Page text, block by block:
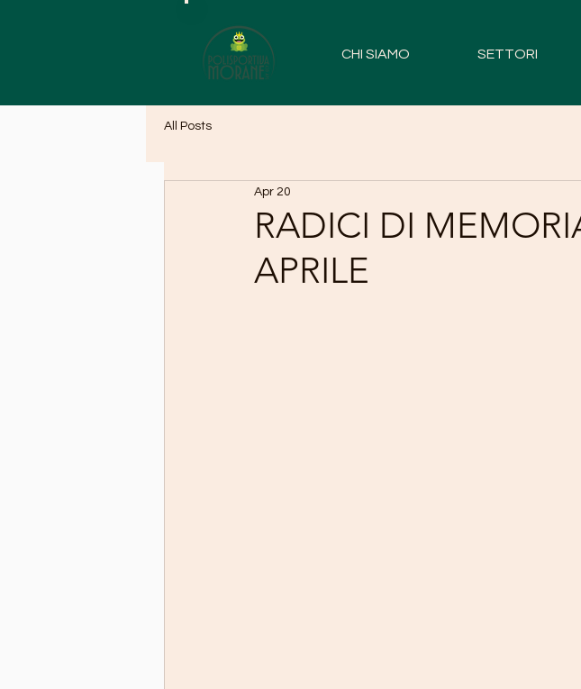
CHI SIAMO SETTORI
All Posts
RADICI DI
APRILE
Apr 20